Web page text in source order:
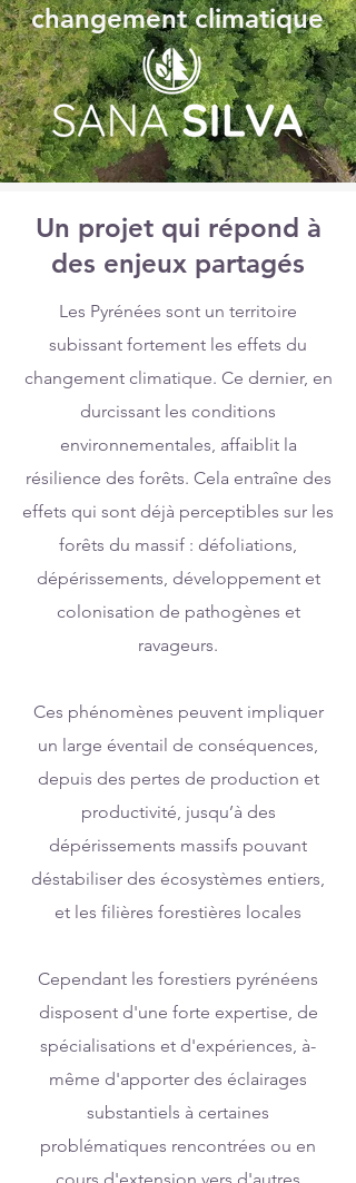
changement climatique
Un projet qui répond à
des enjeux partagés
Les Pyrénées sont un territoire
subissant fortement les effets du
changement climatique. Ce dernier, en
durcissant les conditions
environnementales, affaiblit la
résilience des forêts. Cela entraîne des
effets qui sont déjà perceptibles sur les
forêts du massif : défoliations,
dépérissements, développement et
colonisation de pathogènes et
ravageurs.
Ces phénomènes peuvent impliquer
un large éventail de conséquences,
depuis des pertes de production et
productivité, jusqu’à des
dépérissements massifs pouvant
déstabiliser des écosystèmes entiers,
et les filières forestières locales
Cependant les forestiers pyrénéens
disposent d'une forte expertise, de
spécialisations et d'expériences, à-
même d'apporter des éclairages
substantiels à certaines
problématiques rencontrées ou en